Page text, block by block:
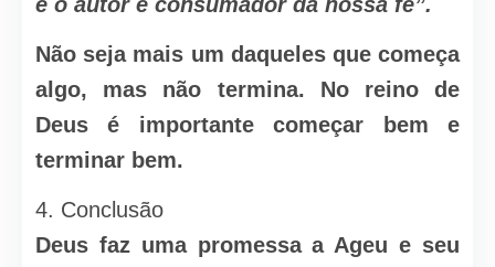
Não seja mais um daqueles que começa
algo, mas não termina. No reino de
Deus é importante começar bem e
terminar bem.
4. Conclusão
Deus faz uma promessa a Ageu e seu